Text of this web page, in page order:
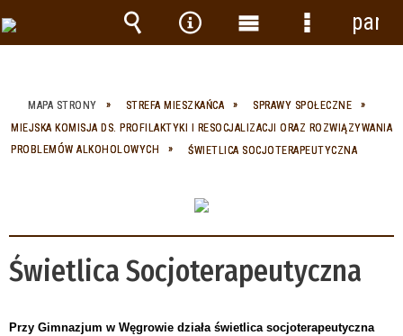
MAPA STRONY STREFA MIESZKAŃCA
SPRAWY SPOŁECZNE
MIEJSKA KOMISJA DS. PROFILAKTYKI I RESOCJALIZACJI ORAZ ROZWIĄZYWANIA
PROBLEMÓW ALKOHOLOWYCH
ŚWIETLICA SOCJOTERAPEUTYCZNA
Świetlica Socjoterapeutyczna
Przy Gimnazjum w Węgrowie działa świetlica socjoterapeutyczna
Wyszukiwarka
Narzędzia
Menu Menu
panel